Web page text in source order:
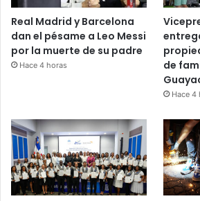
Real Madrid y Barcelona
dan el pésame a Leo Messi
por la muerte de su padre
Hace 4 horas
de
Hace 4